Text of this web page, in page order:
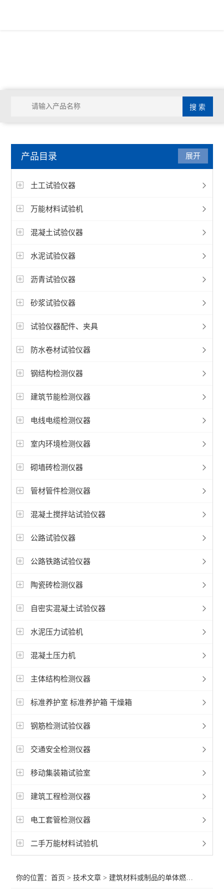
产品目录
土工试验仪器
万能材料试验机
混凝土试验仪器
水泥试验仪器
沥青试验仪器
砂浆试验仪器
试验仪器配件、夹具
防水卷材试验仪器
钢结构检测仪器
建筑节能检测仪器
电线电缆检测仪器
室内环境检测仪器
砌墙砖检测仪器
管材管件检测仪器
混凝土搅拌站试验仪器
公路试验仪器
公路铁路试验仪器
陶瓷砖检测仪器
自密实混凝土试验仪器
水泥压力试验机
混凝土压力机
主体结构检测仪器
标准养护室 标准养护箱 干燥箱
钢筋检测试验仪器
交通安全检测仪器
移动集装箱试验室
建筑工程检测仪器
电工套管检测仪器
二手万能材料试验机
展开
你的位置：首页 >技术文章 > 建筑材料或制品的单体燃烧试验机